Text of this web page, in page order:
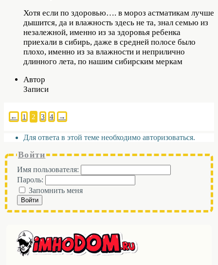
Хотя если по здоровью…. в мороз астматикам лучше
дышится, да и влажность здесь не та, знал семью из
незалежной, именно из за здоровья ребенка
приехали в сибирь, даже в средней полосе было
плохо, именно из за влажности и неприлично
длинного лета, по нашим сибирским меркам
Автор
Записи
← 1 2 3 4 →
Для ответа в этой теме необходимо авторизоваться.
Войти
Имя пользователя:
Пароль:
Запомнить меня
Войти